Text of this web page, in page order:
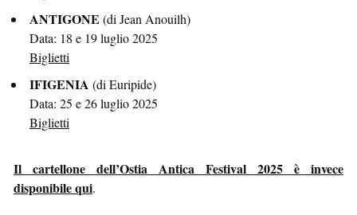
ANTIGONE (di Jean Anouilh)
Data: 18 e 19 luglio 2025
Biglietti
IFIGENIA (di Euripide)
Data: 25 e 26 luglio 2025
Biglietti
Il cartellone dell’Ostia Antica Festival 2025 è invece
disponibile qui.